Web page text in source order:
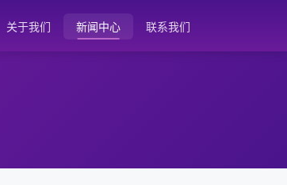
关于我们 新闻中心 联系我们